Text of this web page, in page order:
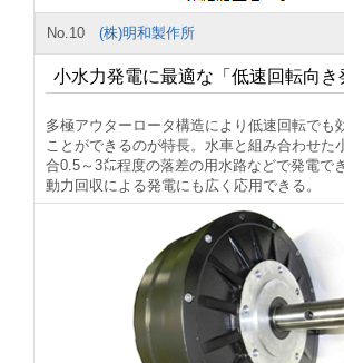
No.10(株)明和製作所
小水力発電に最適な「低速回転向き
多極アウターロータ構造により低速回転でも
ことができるのが特長。水車と組み合わせた
合0.5～3㍍程度の落差の用水路などで発電で
動力回収による発電にも広く応用できる。